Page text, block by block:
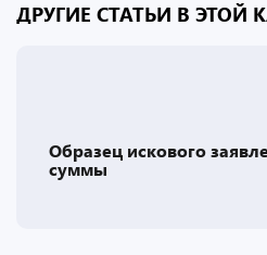
ДРУГИЕ СТАТЬИ В ЭТОЙ
Образец искового
суммы